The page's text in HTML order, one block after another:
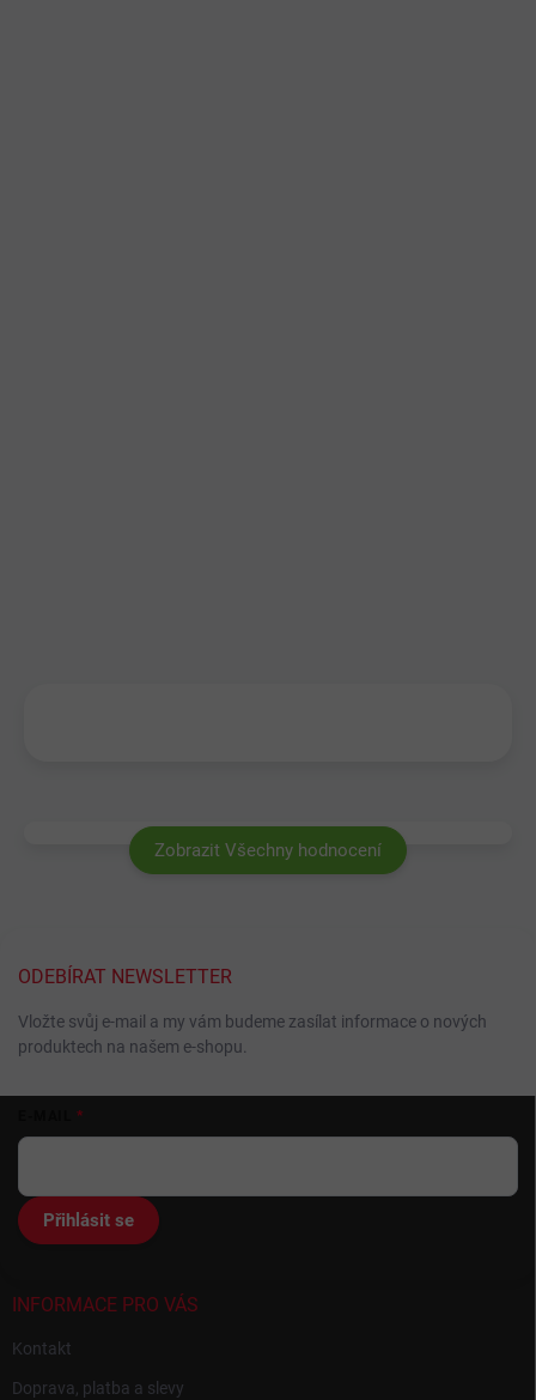
Zobrazit Všechny hodnocení
ODEBÍRAT NEWSLETTER
Vložte svůj e-mail a my vám budeme zasílat informace o nových
produktech na našem e-shopu.
Přihlásit se
INFORMACE PRO VÁS
Kontakt
Doprava, platba a slevy